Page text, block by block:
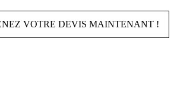
VOTRE DEVIS MAINTENANT !